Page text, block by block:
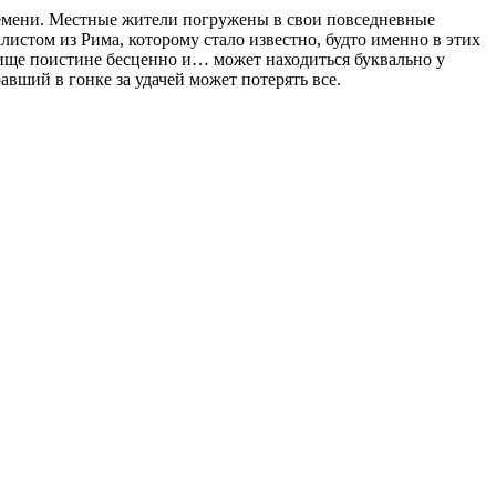
Местные жители погружены в свои повседневные
из Рима, которому стало известно, будто именно в этих
поистине бесценно и… может находиться буквально у
в гонке за удачей может потерять все.